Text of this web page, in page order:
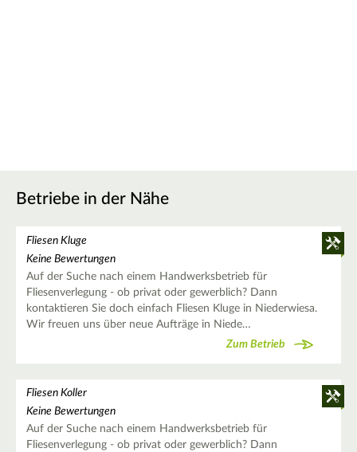
Betriebe in der Nähe
Fliesen Kluge
Keine Bewertungen
Auf der Suche nach einem Handwerksbetrieb für
Fliesenverlegung - ob privat oder gewerblich? Dann
kontaktieren Sie doch einfach Fliesen Kluge in Niederwiesa.
Wir freuen uns über neue Aufträge in Niede…
Zum Betrieb
Fliesen Koller
Keine Bewertungen
Auf der Suche nach einem Handwerksbetrieb für
Fliesenverlegung - ob privat oder gewerblich? Dann